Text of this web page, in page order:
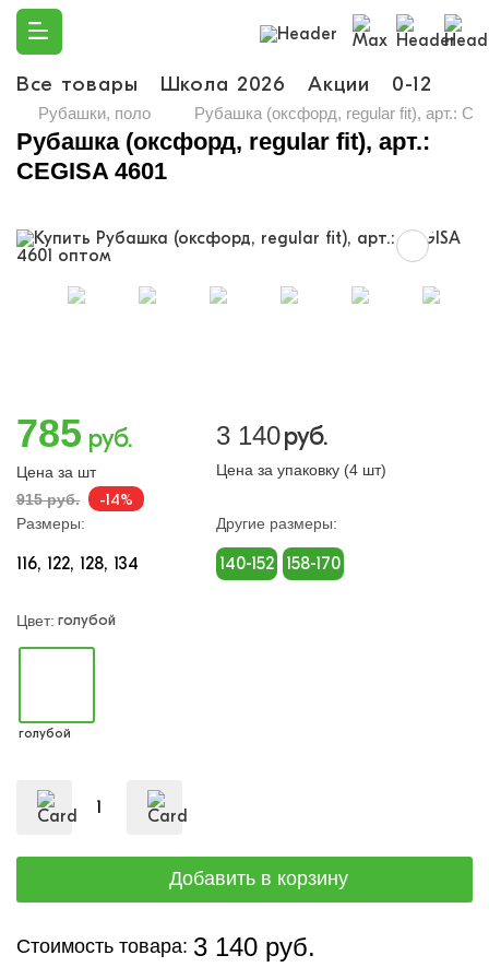
Все товары Школа 2026 Акции 0-12
Рубашки, поло Рубашка (оксфорд, regular fit), арт.:
Рубашка (оксфорд, regular fit), арт.:
CEGISA 4601
915 руб. -14%
785 руб.
Цена за шт
3 140руб.
Цена за упаковку (4 шт)
Размеры:
116 122 128 134
Другие размеры:
140-152 158-170
Цвет: голубой
голубой
Стоимость товара: 3 140 руб.